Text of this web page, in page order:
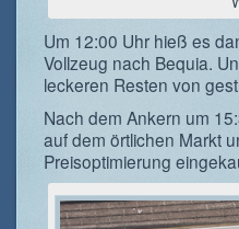
Um 12:00 Uhr hieß es
Vollzeug nach Bequia.
leckeren Resten von
Nach dem Ankern um
auf dem örtlichen Markt
Preisoptimierung